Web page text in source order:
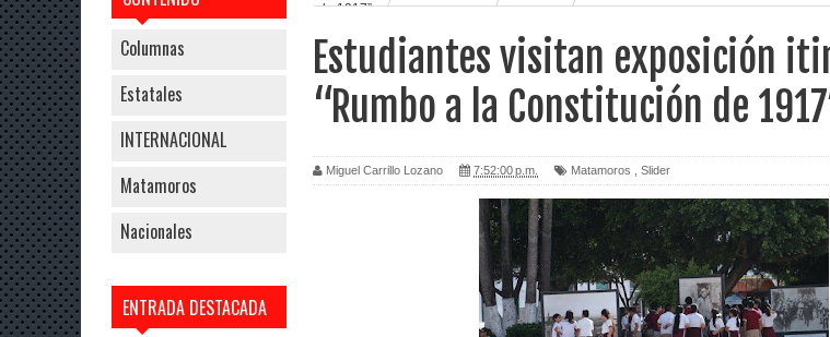
Columnas
Estatales
INTERNACIONAL
Matamoros
Nacionales
ENTRADA DESTACADA
de 1917”
Estudiantes visitan exposición
“Rumbo a la Constitución de
Miguel Carrillo Lozano 7:52:00 p.m. Matamoros Slider